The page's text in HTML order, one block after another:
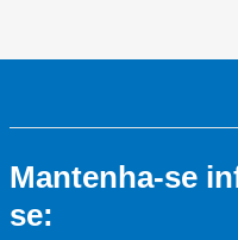
Mantenha-se
se: